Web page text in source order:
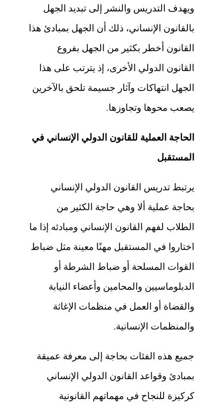
ويهدف التدريس والنشر إلى تبديد الجهل
بالقانون الإنساني، ذلك أن الجهل بمبادئ هذا
القانون أخطر بكثير من الجهل بفروع
القانون الدولي الأخرى، إذ يترتب على هذا
الجهل انتهاكات وآثار جسيمة تلحق بالآخرين
يصعب محوها وتجاوزها.
الحاجة العملية للقانون الدولي الإنساني في
المستقبل
يرتبط تدريس القانون الدولي الإنساني
بحاجة عملية ألا وهي حاجة الكثير من
الطلاب لفهم القانون الإنساني ومبادئه إذا ما
اختاروا في المستقبل مهنًا معينة مثل ضباط
القوات المسلحة أو ضباط الشرطة أو
الدبلوماسيين والمحامين وأعضاء النيابة
والقضاة أو العمل في منظمات الإغاثة
والمنظمات الإنسانية.
جميع هذه الفئات بحاجة إلى معرفة عميقة
بمبادئ وقواعد القانون الدولي الإنساني
كركيزة للنجاح في مهماتهم القانونية